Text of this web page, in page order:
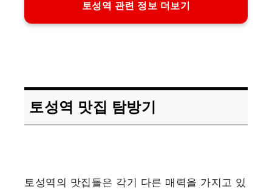
토성역 관련 정보 더보기
토성역 맛집 탐방기
토성역의 맛집들은 각기 다른 매력을 가지고 있